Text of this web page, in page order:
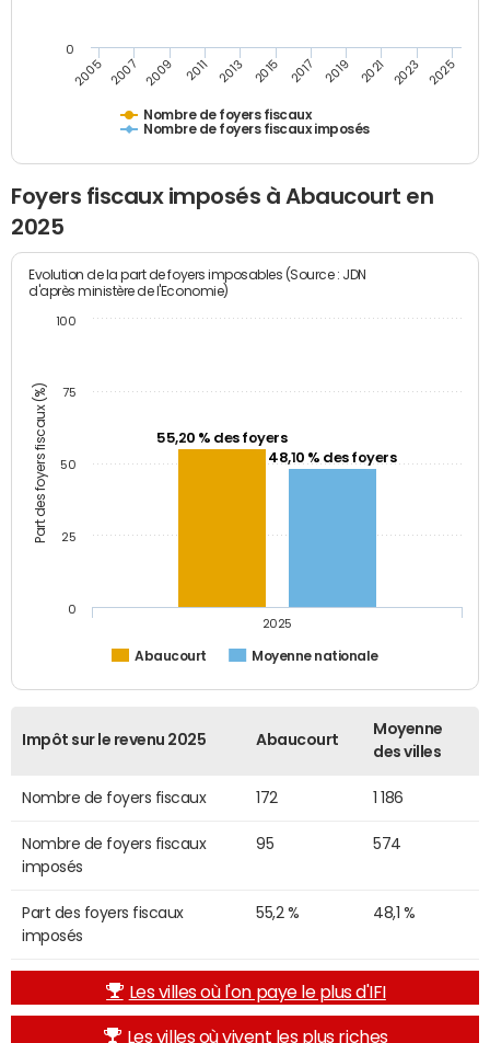
Nombre de foyers fiscaux
Nombre de foyers fiscaux imposés
2005 2007 2009 2011 2013 2015 2017 2019 2021 2023 2025
0
Foyers fiscaux imposés à Abaucourt en
2025
Part des foyers fiscaux (%)
Evolution de la part de foyers imposables (Source : JDN
d'après ministère de l'Economie)
55,20 % des foyers
48,10 % des foyers
Abaucourt Moyenne nationale
2025
0
25
50
75
100
Impôt sur le revenu 2025 Abaucourt
Moyenne
des villes
Nombre de foyers fiscaux 172 1 186
Nombre de foyers fiscaux
imposés
95 574
Part des foyers fiscaux
imposés
55,2 % 48,1 %
Les villes où l'on paye le plus d'IFI
Les villes où vivent les plus riches